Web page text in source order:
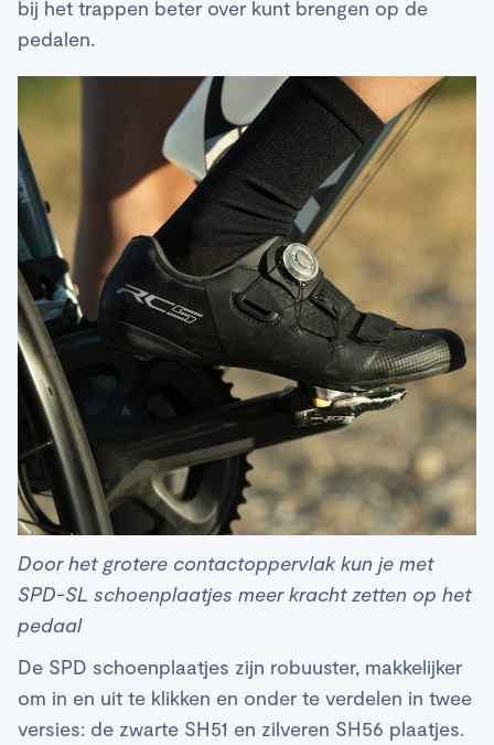
bij het trappen beter over kunt brengen op de
pedalen.
Door het grotere contactoppervlak kun je met
SPD-SL schoenplaatjes meer kracht zetten op het
pedaal
De SPD schoenplaatjes zijn robuuster, makkelijker
om in en uit te klikken en onder te verdelen in twee
versies: de zwarte SH51 en zilveren SH56 plaatjes.